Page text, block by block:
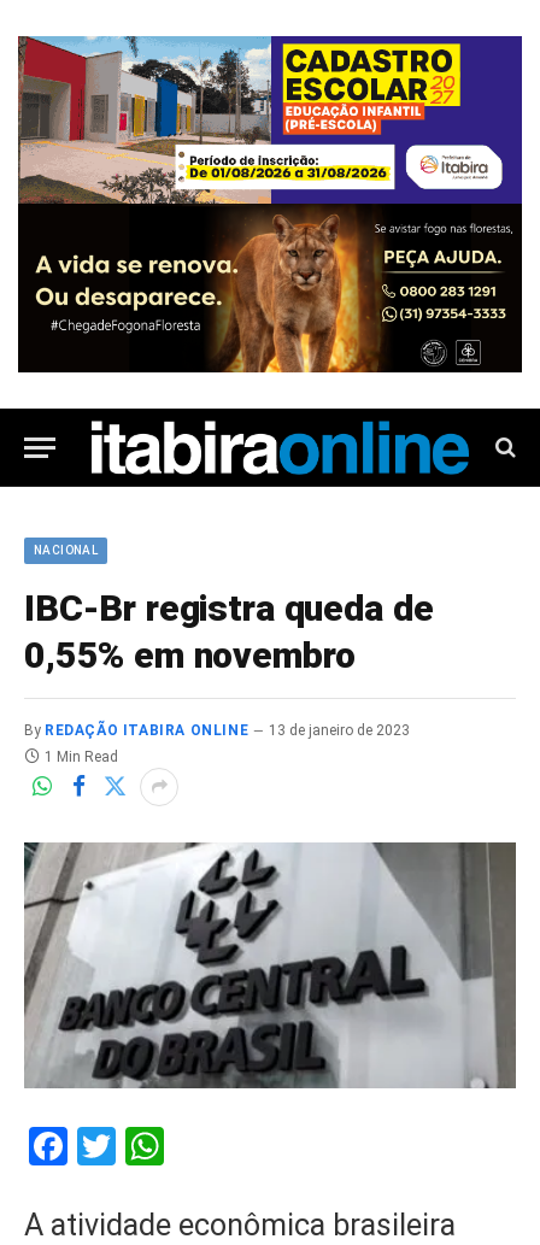
NACIONAL
IBC-Br registra queda de
0,55% em novembro
By REDAÇÃO ITABIRA ONLINE
13 de janeiro de 2023
1 Min Read
Facebook
Twitter
A atividade econômica brasileira